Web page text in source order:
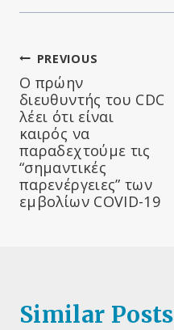
Πλοήγηση
άρθρων
PREVIOUS
Ο πρώην
διευθυντής του CDC
λέει ότι είναι
καιρός να
παραδεχτούμε τις
“σημαντικές
παρενέργειες” των
εμβολίων COVID-19
Similar Posts